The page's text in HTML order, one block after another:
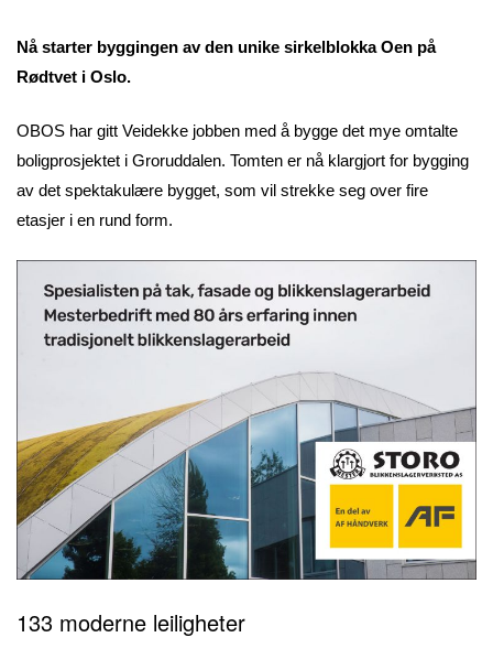
Nå starter byggingen av den unike sirkelblokka Oen på
Rødtvet i Oslo.
OBOS har gitt Veidekke jobben med å bygge det mye omtalte
boligprosjektet i Groruddalen. Tomten er nå klargjort for bygging
av det spektakulære bygget, som vil strekke seg over fire
etasjer i en rund form.
133 moderne leiligheter